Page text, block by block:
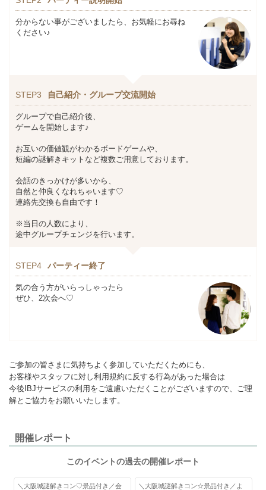
分からない事がございましたら、お気軽にお尋ね
ください♪
STEP3 自己紹介・グループ交流開始
グループで自己紹介後、
ゲームを開始します♪
お互いの価値観がわかるボードゲームや、
短編の謎解きキットなど複数ご用意しております。
会話のきっかけが多いから、
自然と仲良くなれちゃいます♡
連絡先交換も自由です！
※当日の人数により、
途中グループチェンジを行います。
STEP4 パーティー終了
気の合う方がいらっしゃったら
ぜひ、2次会へ♡
ご参加の皆さまに気持ちよく参加していただくためにも、
お客様やスタッフに対し利用規約に反する行為があった場合は
今後IBJサービスの利用をご遠慮いただくことがございますので、ご理
解とご協力をお願いいたします。
開催レポート
このイベントの過去の開催レポート
＼大阪城謎解きコン♡景品付き／会
＼大阪城謎解きコン☆景品付き／よ